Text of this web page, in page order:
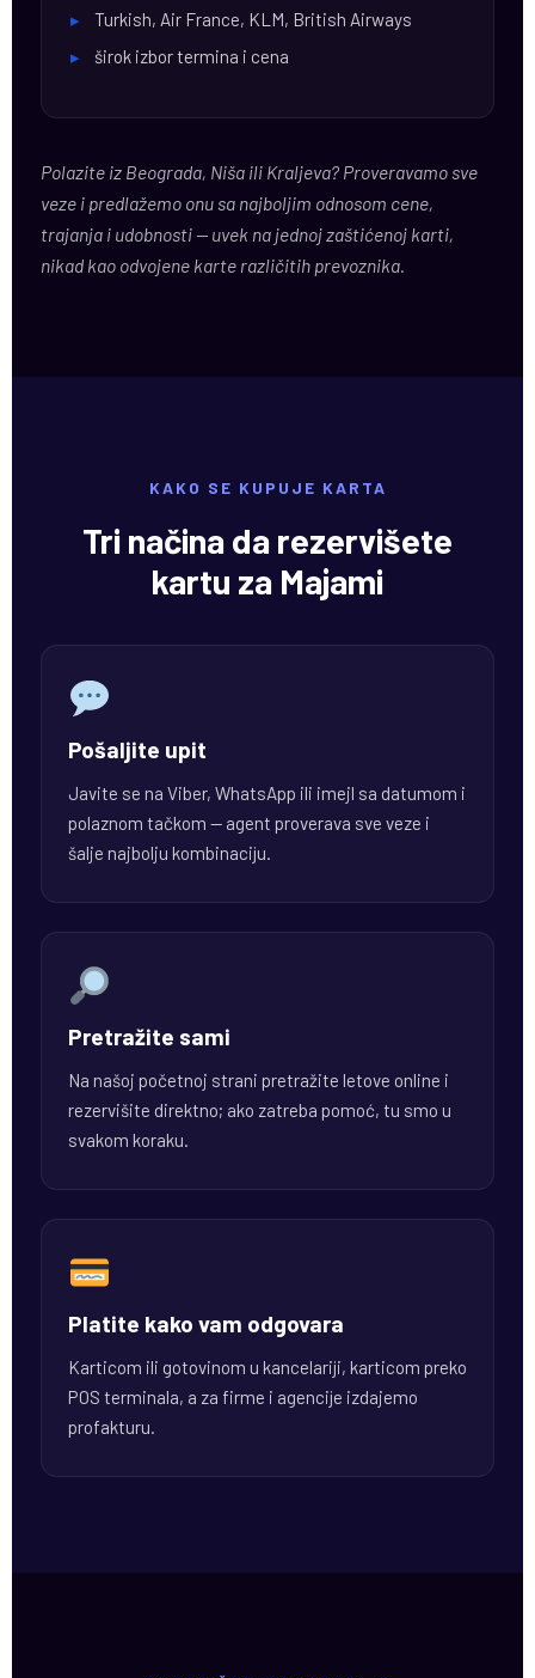
▸
Turkish, Air France, KLM, British Airways
▸
širok izbor termina i cena
Polazite iz Beograda, Niša ili Kraljeva? Proveravamo sve
veze i predlažemo onu sa najboljim odnosom cene,
trajanja i udobnosti — uvek na jednoj zaštićenoj karti,
nikad kao odvojene karte različitih prevoznika.
KAKO SE KUPUJE KARTA
Tri načina da rezervišete
kartu za Majami
Pošaljite upit
Javite se na Viber, WhatsApp ili imejl sa datumom i
polaznom tačkom — agent proverava sve veze i
šalje najbolju kombinaciju.
Pretražite sami
Na našoj početnoj strani pretražite letove online i
rezervišite direktno; ako zatreba pomoć, tu smo u
svakom koraku.
Platite kako vam odgovara
Karticom ili gotovinom u kancelariji, karticom preko
POS terminala, a za firme i agencije izdajemo
profakturu.